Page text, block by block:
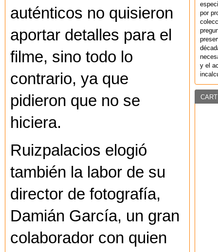
auténticos no quisieron
aportar detalles para el
filme, sino todo lo
contrario, ya que
pidieron que no se
hiciera.
Ruizpalacios elogió
también la labor de su
director de fotografía,
Damián García, un gran
colaborador con quien
por
y el